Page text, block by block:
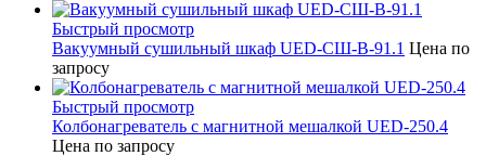
Быстрый просмотр
Вакуумный сушильный шкаф UED-СШ-В-91.1 Цена по
запросу
Быстрый просмотр
Колбонагреватель с магнитной мешалкой UED-250.4
Цена по запросу